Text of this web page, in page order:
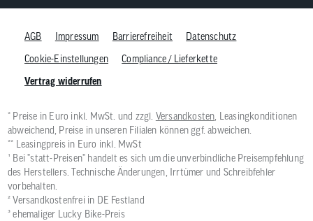
AGB Impressum Barrierefreiheit
Datenschutz
Cookie-Einstellungen
Compliance / Lieferkette
Vertrag widerrufen
* Preise in Euro inkl. MwSt. und zzgl. Versandkosten, Leasingkonditionen
abweichend, Preise in unseren Filialen können ggf. abweichen.
** Leasingpreis in Euro inkl. MwSt
¹ Bei "statt-Preisen" handelt es sich um die unverbindliche Preisempfehlung
des Herstellers. Technische Änderungen, Irrtümer und Schreibfehler
vorbehalten.
² Versandkostenfrei in DE Festland
³ ehemaliger Lucky Bike-Preis